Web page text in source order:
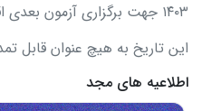
۱۴۰۳ جهت برگزاری آزمون بعدی اقدام نمایند.
این تاریخ به هیچ عنوان قابل
اطلاعیه های مجد